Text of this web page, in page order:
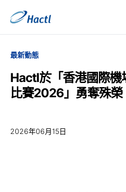
最新動態
Hactl於「香港國際機
比賽2026」勇奪殊榮
2026年06月15日